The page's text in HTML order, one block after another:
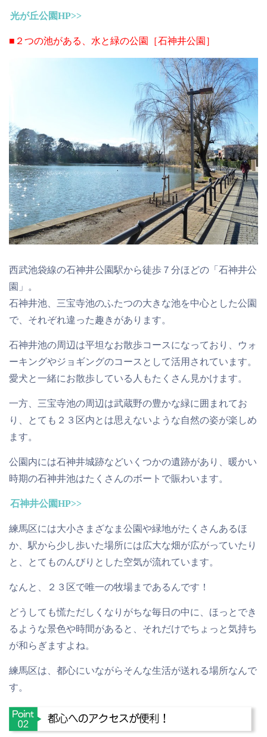
光が丘公園HP>>
■２つの池がある、水と緑の公園［石神井公園］
西武池袋線の石神井公園駅から徒歩７分ほどの「石神井公
園」。
石神井池、三宝寺池のふたつの大きな池を中心とした公園
で、それぞれ違った趣きがあります。
石神井池の周辺は平坦なお散歩コースになっており、ウォ
ーキングやジョギングのコースとして活用されています。
愛犬と一緒にお散歩している人もたくさん見かけます。
一方、三宝寺池の周辺は武蔵野の豊かな緑に囲まれてお
り、とても２３区内とは思えないような自然の姿が楽しめ
ます。
公園内には石神井城跡などいくつかの遺跡があり、暖かい
時期の石神井池はたくさんのボートで賑わいます。
石神井公園HP>>
練馬区には大小さまざなま公園や緑地がたくさんあるほ
か、駅から少し歩いた場所には広大な畑が広がっていたり
と、とてものんびりとした空気が流れています。
なんと、２３区で唯一の牧場まであるんです！
どうしても慌ただしくなりがちな毎日の中に、ほっとでき
るような景色や時間があると、それだけでちょっと気持ち
が和らぎますよね。
練馬区は、都心にいながらそんな生活が送れる場所なんで
す。